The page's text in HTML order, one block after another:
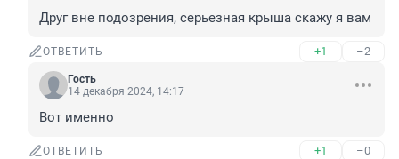
Друг вне подозрения, серьезная крыша скажу я вам
ОТВЕТИТЬ +1 –2
Гость
14 декабря 2024, 14:17
Вот именно
ОТВЕТИТЬ +1 –0